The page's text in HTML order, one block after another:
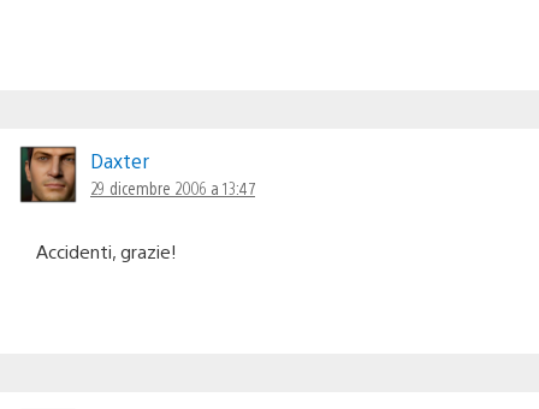
Daxter
29 dicembre 2006 a 13:47
Accidenti, grazie!